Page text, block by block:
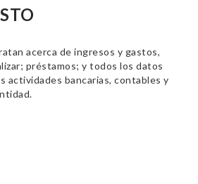
acerca de ingresos y gastos,
préstamos; y todos los datos
actividades bancarias, contables y